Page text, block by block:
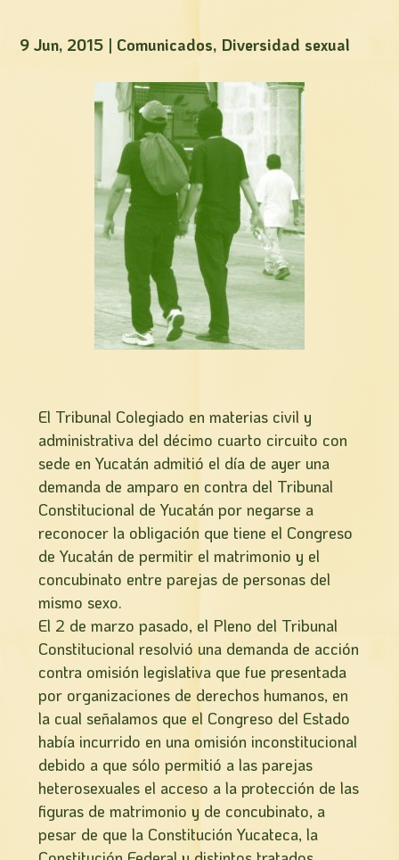
9 Jun, 2015 | Comunicados, Diversidad sexual
El Tribunal Colegiado en materias civil y
administrativa del décimo cuarto circuito con
sede en Yucatán admitió el día de ayer una
demanda de amparo en contra del Tribunal
Constitucional de Yucatán por negarse a
reconocer la obligación que tiene el Congreso
de Yucatán de permitir el matrimonio y el
concubinato entre parejas de personas del
mismo sexo.
El 2 de marzo pasado, el Pleno del Tribunal
Constitucional resolvió una demanda de acción
contra omisión legislativa que fue presentada
por organizaciones de derechos humanos, en
la cual señalamos que el Congreso del Estado
había incurrido en una omisión inconstitucional
debido a que sólo permitió a las parejas
heterosexuales el acceso a la protección de las
figuras de matrimonio y de concubinato, a
pesar de que la Constitución Yucateca, la